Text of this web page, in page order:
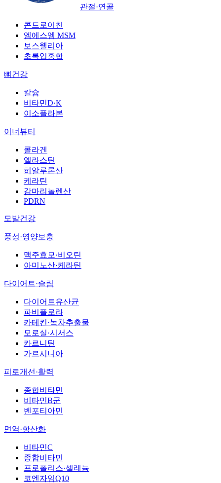
관절·연골
콘드로이친
엠에스엠 MSM
보스웰리아
초록입홍합
뼈건강
칼슘
비타민D·K
이소플라본
이너뷰티
콜라겐
엘라스틴
히알루론산
케라틴
감마리놀렌산
PDRN
모발건강
풍성·영양보충
맥주효모·비오틴
아미노산·케라틴
다이어트·슬림
다이어트유산균
파비플로라
카테킨·녹차추출물
모로실·시서스
카르니틴
가르시니아
피로개선·활력
종합비타민
비타민B군
벤포티아민
면역·항산화
비타민C
종합비타민
프로폴리스·셀레늄
코엔자임Q10